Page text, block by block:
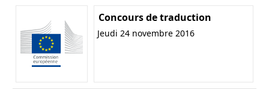
Concours de traduction
Jeudi 24 novembre 2016